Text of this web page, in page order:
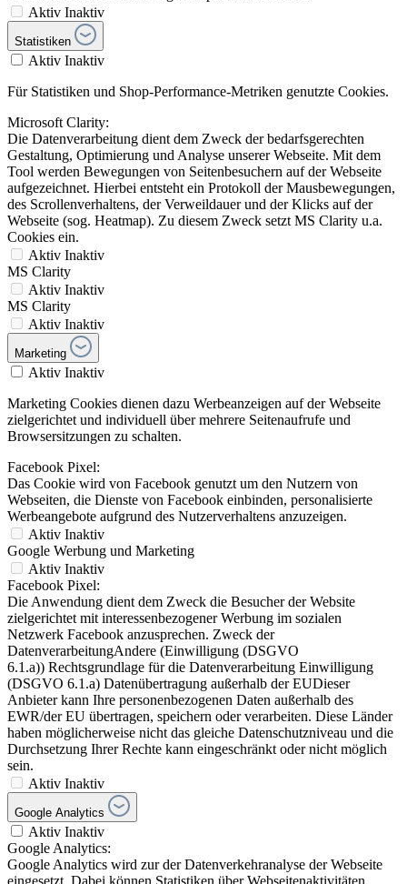
Aktiv Inaktiv
Statistiken
Aktiv Inaktiv
Für Statistiken und Shop-Performance-Metriken genutzte Cookies.
Microsoft Clarity:
Die Datenverarbeitung dient dem Zweck der bedarfsgerechten
Gestaltung, Optimierung und Analyse unserer Webseite. Mit dem
Tool werden Bewegungen von Seitenbesuchern auf der Webseite
aufgezeichnet. Hierbei entsteht ein Protokoll der Mausbewegungen,
des Scrollenverhaltens, der Verweildauer und der Klicks auf der
Webseite (sog. Heatmap). Zu diesem Zweck setzt MS Clarity u.a.
Cookies ein.
Aktiv Inaktiv
MS Clarity
Aktiv Inaktiv
MS Clarity
Aktiv Inaktiv
Marketing
Aktiv Inaktiv
Marketing Cookies dienen dazu Werbeanzeigen auf der Webseite
zielgerichtet und individuell über mehrere Seitenaufrufe und
Browsersitzungen zu schalten.
Facebook Pixel:
Das Cookie wird von Facebook genutzt um den Nutzern von
Webseiten, die Dienste von Facebook einbinden, personalisierte
Werbeangebote aufgrund des Nutzerverhaltens anzuzeigen.
Aktiv Inaktiv
Google Werbung und Marketing
Aktiv Inaktiv
Facebook Pixel:
Die Anwendung dient dem Zweck die Besucher der Website
zielgerichtet mit interessenbezogener Werbung im sozialen
Netzwerk Facebook anzusprechen. Zweck der
DatenverarbeitungAndere (Einwilligung (DSGVO
6.1.a)) Rechtsgrundlage für die Datenverarbeitung Einwilligung
(DSGVO 6.1.a) Datenübertragung außerhalb der EUDieser
Anbieter kann Ihre personenbezogenen Daten außerhalb des
EWR/der EU übertragen, speichern oder verarbeiten. Diese Länder
haben möglicherweise nicht das gleiche Datenschutzniveau und die
Durchsetzung Ihrer Rechte kann eingeschränkt oder nicht möglich
sein.
Aktiv Inaktiv
Google Analytics
Aktiv Inaktiv
Google Analytics:
Google Analytics wird zur der Datenverkehranalyse der Webseite